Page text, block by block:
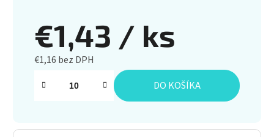
€1,43 / ks
€1,16 bez DPH
Jednotková cena:
DO KOŠÍKA